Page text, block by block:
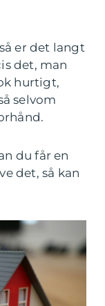
er det langt
det, man
hurtigt,
selvom
du får en
det, så kan